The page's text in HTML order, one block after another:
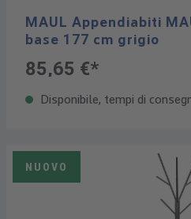
MAUL Appendiabiti
base 177 cm grigio
85,65 €*
Disponibile, tempi di
NUOVO